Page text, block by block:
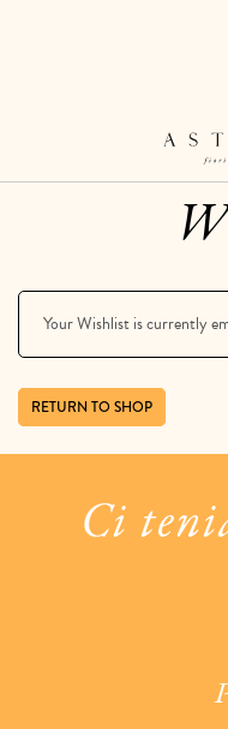
Your Wishlist is currently
RETURN TO SHOP
Ci